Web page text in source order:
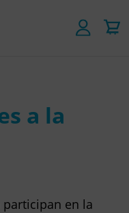
a la
participan en la